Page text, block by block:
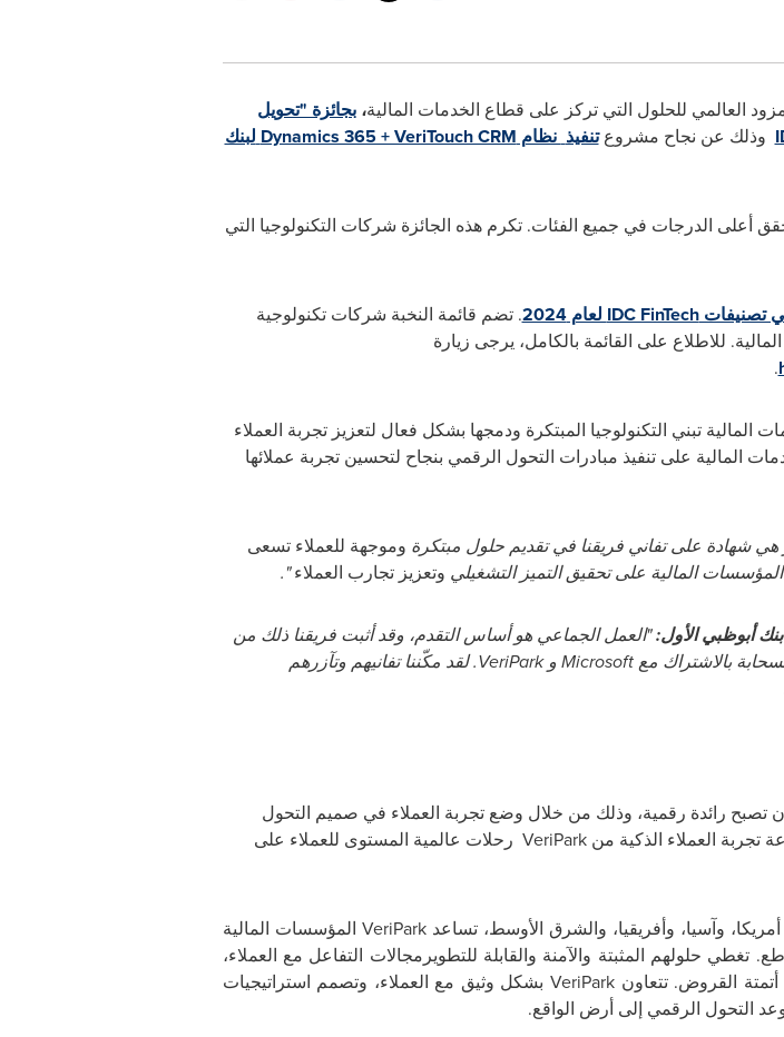
العالمي للحلول التي تركز على قطاع الخدمات المالية،بجائزة "تحويل
وذلك عن نجاح مشروعتنفيذ نظام Dynamics 365 + VeriTouch CRM لبنك
أعلى الدرجات في جميع الفئات. تكرم هذه الجائزة شركات التكنولوجيا التي
IDC FinTech لعام 2024
. تضم قائمة النخبة شركات تكنولوجية
للاطلاع على القائمة بالكامل، يرجى زيارة
.
تبني التكنولوجيا المبتكرة ودمجها بشكل فعال لتعزيز تجربة العملاء
المالية على تنفيذ مبادرات التحول الرقمي بنجاح لتحسين تجربة عملائها
هي شهادة على تفاني فريقنا في تقديم حلول مبتكرة وموجهة للعملاء تسعى
المالية على تحقيق التميز التشغيلي وتعزيز تجارب العملاء".
أبوظبي الأول:"العمل الجماعي هو أساس التقدم، وقد أثبت فريقنا ذلك من
بالاشتراك معMicrosoft وVeriPark. لقد مكّننا تفانيهم وتآزرهم
تصبح رائدة رقمية، وذلك من خلال وضع تجربة العملاء في صميم التحول
تجربة العملاء الذكية منVeriPark رحلات عالمية المستوى للعملاء على
وآسيا، وأفريقيا، والشرق الأوسط، تساعدVeriPark المؤسسات المالية
تغطي حلولهم المثبتة والآمنة والقابلة للتطوير مجالات التفاعل مع العملاء،
أتمتة القروض.تتعاون VeriParkبشكل وثيق مع العملاء، وتصمم استراتيجيات
التحول الرقمي إلى أرض الواقع.